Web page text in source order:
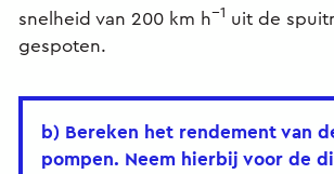
snelheid van 200 km h−1 uit de
gespoten.
b) Bereken het rendement van
pompen. Neem hierbij voor de